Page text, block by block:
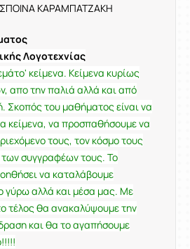
ΚΑΡΑΜΠΑΤΖΑΚΗ
Λογοτεχνίας
κείμενα. Κείμενα κυρίως
απο την παλιά αλλά και από
Σκοπός του μαθήματος είναι να
κείμενα, να προσπαθήσουμε να
τους, τον κόσμο τους
των συγγραφέων τους. Το
να καταλάβουμε
γύρω αλλά και μέσα μας. Με
τέλος θα ανακαλύψουμε την
και θα το αγαπήσουμε